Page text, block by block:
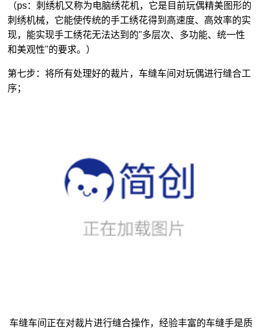
（ps：刺绣机又称为电脑绣花机，它是目前玩偶精美图形的
刺绣机械，它能使传统的手工绣花得到高速度、高效率的实
现，能实现手工绣花无法达到的"多层次、多功能、统一性
和美观性"的要求。）
第七步：将所有处理好的裁片，车缝车间对玩偶进行缝合工
序；
车缝车间正在对裁片进行缝合操作，经验丰富的车缝手是质